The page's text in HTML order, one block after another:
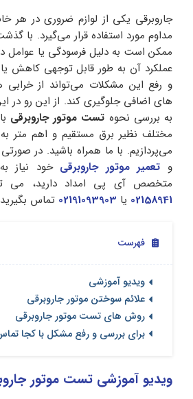
جاروبرقی یکی از لوازم ضروری در هر
مداوم مورد استفاده قرار می‌گیرد. با
ممکن است به دلیل فرسودگی یا عوامل
عملکرد آن به طور قابل توجهی کاهش
و رفع این مشکلات می‌تواند از
های اضافی جلوگیری کند. از این رو در
به بررسی نحوه تست موتور جاروبرقی
مختلف نظیر برق مستقیم و اهم متر
می‌پردازیم. با ما همراه باشید. در
و تعمیر موتور جاروبرقی خود نیاز
متخصص آی پی امداد دارید، می
02158941 یا 02191093903 تماس
فهرست
ویدیو آموزشی
علائم سوختن موتور جاروبرقی
روش های تست موتور جاروبرقی
برای بررسی و رفع مشکل با کجا
ویدیو آموزشی تست موتور